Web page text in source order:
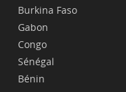
Burkina Faso
Gabon
Congo
Sénégal
Bénin